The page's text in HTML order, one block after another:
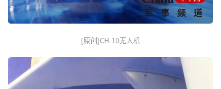
[原创]CH-10无人机